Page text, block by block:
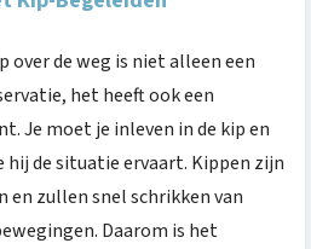
over de weg is niet alleen een
het heeft ook een
Je moet je inleven in de kip en
de situatie ervaart. Kippen zijn
en zullen snel schrikken van
Daarom is het